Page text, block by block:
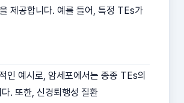
제공합니다. 예를 들어, 특정 TEs가
인 예시로, 암세포에서는 종종 TEs의
. 또한, 신경퇴행성 질환